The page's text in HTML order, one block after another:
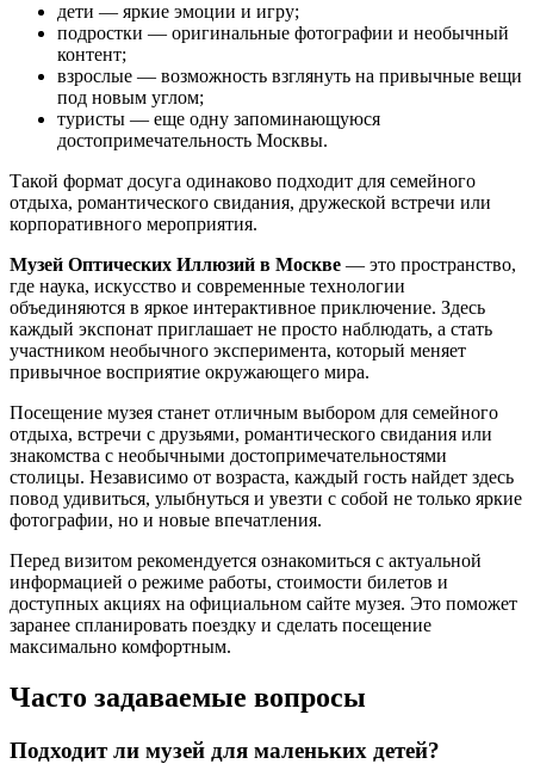
дети — яркие эмоции и игру;
подростки — оригинальные фотографии и необычный
контент;
взрослые — возможность взглянуть на привычные вещи
под новым углом;
туристы — еще одну запоминающуюся
достопримечательность Москвы.
Такой формат досуга одинаково подходит для семейного
отдыха, романтического свидания, дружеской встречи или
корпоративного мероприятия.
Музей Оптических Иллюзий в Москве — это пространство,
где наука, искусство и современные технологии
объединяются в яркое интерактивное приключение. Здесь
каждый экспонат приглашает не просто наблюдать, а стать
участником необычного эксперимента, который меняет
привычное восприятие окружающего мира.
Посещение музея станет отличным выбором для семейного
отдыха, встречи с друзьями, романтического свидания или
знакомства с необычными достопримечательностями
столицы. Независимо от возраста, каждый гость найдет здесь
повод удивиться, улыбнуться и увезти с собой не только яркие
фотографии, но и новые впечатления.
Перед визитом рекомендуется ознакомиться с актуальной
информацией о режиме работы, стоимости билетов и
доступных акциях на официальном сайте музея. Это поможет
заранее спланировать поездку и сделать посещение
максимально комфортным.
Часто задаваемые вопросы
Подходит ли музей для маленьких детей?